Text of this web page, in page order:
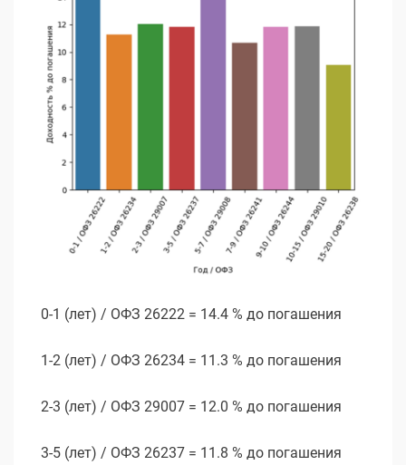
0-1 (лет) / ОФЗ 26222 = 14.4 % до погашения
1-2 (лет) / ОФЗ 26234 = 11.3 % до погашения
2-3 (лет) / ОФЗ 29007 = 12.0 % до погашения
3-5 (лет) / ОФЗ 26237 = 11.8 % до погашения